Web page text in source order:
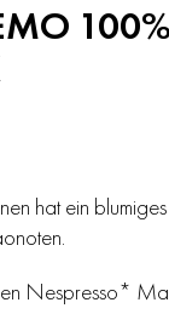
100%
hat ein
Nespresso*